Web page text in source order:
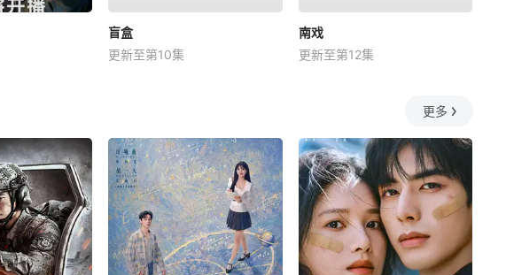
盲盒
更新至第10集
南戏
更新至第12集
更多